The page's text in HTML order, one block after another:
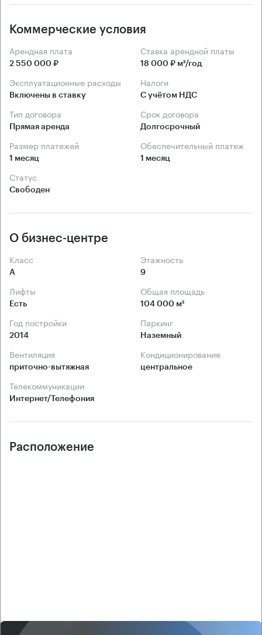
Коммерческие условия
Арендная плата
2 550 000 ₽
Ставка арендной платы
18 000 ₽ м²/год
Эксплуатационные расходы
Включены в ставку
Налоги
С учётом НДС
Тип договора
Прямая аренда
Срок договора
Долгосрочный
Размер платежей
1 месяц
Обеспечительный платеж
1 месяц
Статус
Свободен
О бизнес-центре
Класс
А
Этажность
9
Лифты
Есть
Общая площадь
104 000 м²
Год постройки
2014
Паркинг
Наземный
Вентиляция
приточно-вытяжная
Кондиционирование
центральное
Телекоммуникации
Интернет/Телефония
Расположение